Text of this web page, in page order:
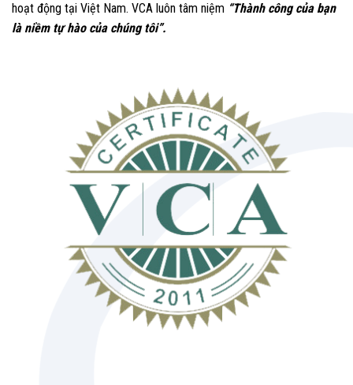
hoạt động tại Việt Nam. VCA luôn tâm niệm “Thành công của bạn
là niềm tự hào của chúng tôi”.